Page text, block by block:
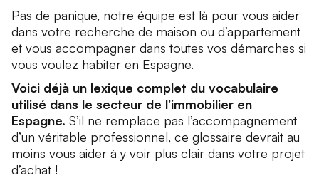
Pas de panique, notre équipe est là pour vous aider
dans votre recherche de maison ou d’appartement
et vous accompagner dans toutes vos démarches si
vous voulez habiter en Espagne.
Voici déjà un lexique complet du vocabulaire
utilisé dans le secteur de l’immobilier en
Espagne. S’il ne remplace pas l’accompagnement
d’un véritable professionnel, ce glossaire devrait au
moins vous aider à y voir plus clair dans votre projet
d’achat !